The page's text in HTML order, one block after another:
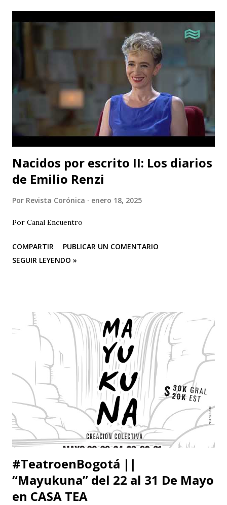
Nacidos por escrito II: Los diarios
de Emilio Renzi
Por Revista Corónica enero 18, 2025
Por Canal Encuentro
COMPARTIR
PUBLICAR UN COMENTARIO
SEGUIR LEYENDO »
#TeatroenBogotá ||
“Mayukuna” del 22 al 31 De Mayo
en CASA TEA